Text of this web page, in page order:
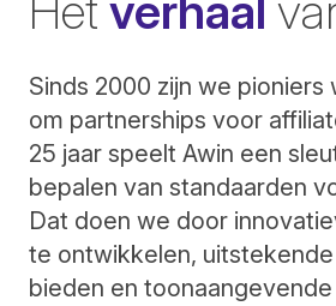
Het verhaal
Sinds 2000 zijn we pioniers
om partnerships voor
25 jaar speelt Awin een
bepalen van standaarden
Dat doen we door
te ontwikkelen,
bieden en